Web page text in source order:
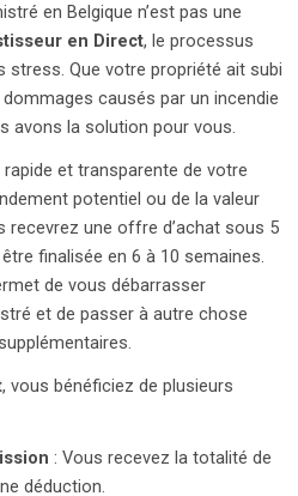
en Belgique n’est pas une
en Direct, le processus
stress. Que votre propriété ait subi
causés par un incendie
avons la solution pour vous.
et transparente de votre
potentiel ou de la valeur
recevrez une offre d’achat sous 5
finalisée en 6 à 10 semaines.
de vous débarrasser
et de passer à autre chose
, vous bénéficiez de plusieurs
: Vous recevez la totalité de
déduction.